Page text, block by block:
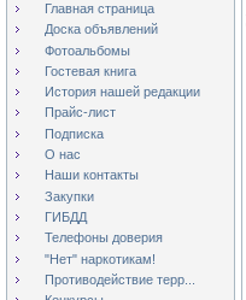
Главная страница
Доска объявлений
Фотоальбомы
Гостевая книга
История нашей редакции
Прайс-лист
Подписка
О нас
Наши контакты
Закупки
ГИБДД
Телефоны доверия
"Нет" наркотикам!
Противодействие терр...